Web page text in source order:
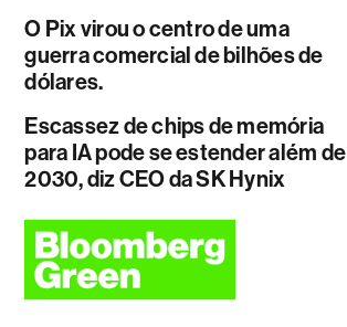
O Pix virou o centro de uma
guerra comercial de bilhões de
dólares.
Escassez de chips de memória
para IA pode se estender além de
2030, diz CEO da SK Hynix